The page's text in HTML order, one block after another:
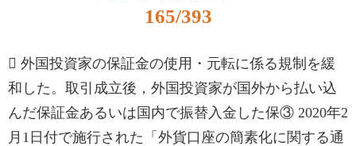
165/393
 外国投資家の保証金の使用・元転に係る規制を緩
和した。取引成立後，外国投資家が国外から払い込
んだ保証金あるいは国内で振替入金した保③ 2020年2
月1日付で施行された「外貨口座の簡素化に関する通